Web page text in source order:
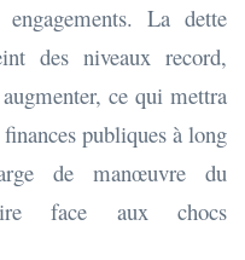
La dette
des niveaux record,
ce qui mettra
publiques à long
de manœuvre du
face aux chocs